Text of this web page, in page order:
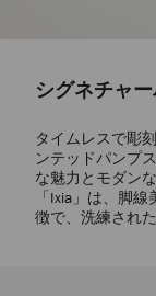
シグネチャ
タイムレスで彫
ンテッドパンプ
な魅力とモダン
「Ixia」は、脚
徴で、洗練され